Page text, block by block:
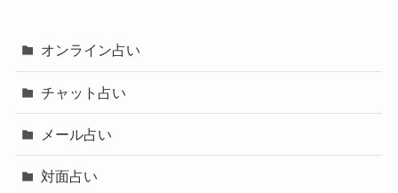
オンライン占い
チャット占い
メール占い
対面占い